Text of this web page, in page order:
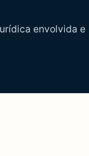
envolvida e